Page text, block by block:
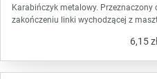
Karabińczyk metalowy.
zakończeniu linki wychodzącej z
6,15